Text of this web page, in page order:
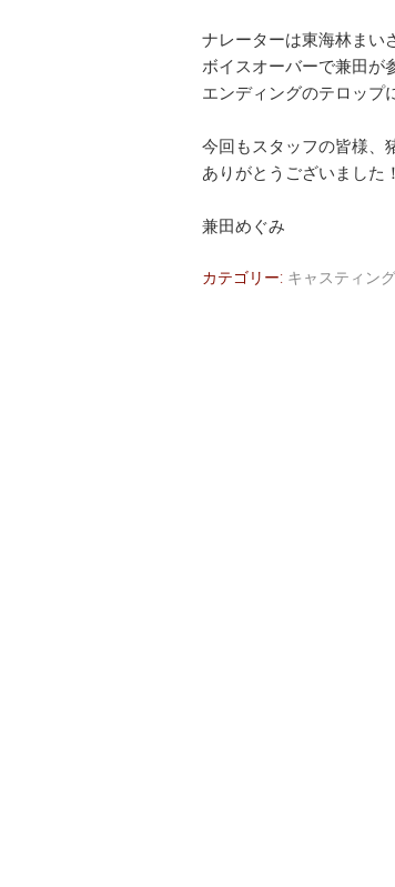
ナレーターは東海林まい
ボイスオーバーで兼田が
エンディングのテロップ
今回もスタッフの皆様、
ありがとうございました！
兼田めぐみ
カテゴリー: キャスティング